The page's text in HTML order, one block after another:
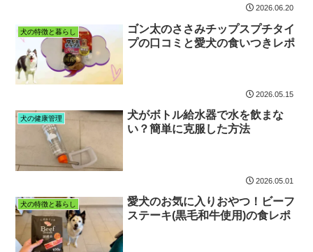
2026.06.20
犬の特徴と暮らし
ゴン太のささみチップスプチタイ
プの口コミと愛犬の食いつきレポ
2026.05.15
犬の健康管理
犬がボトル給水器で水を飲まな
い？簡単に克服した方法
2026.05.01
犬の特徴と暮らし
愛犬のお気に入りおやつ！ビーフ
ステーキ(黒毛和牛使用)の食レポ